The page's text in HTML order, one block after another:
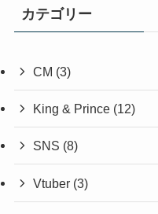
カテゴリー
CM (3)
King & Prince (12)
SNS (8)
Vtuber (3)